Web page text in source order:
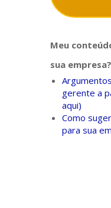
Meu
sua empresa?
gerente a
aqui)
Como
para sua